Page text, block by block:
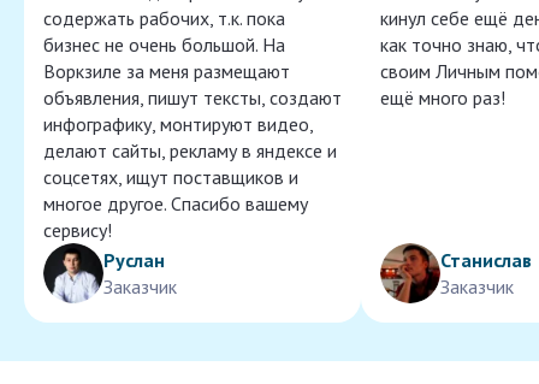
содержать рабочих, т.к. пока
бизнес не очень большой. На
Воркзиле за меня размещают
объявления, пишут тексты, создают
инфографику, монтируют видео,
делают сайты, рекламу в яндексе и
соцсетях, ищут поставщиков и
многое другое. Спасибо вашему
сервису!
Руслан
Заказчик
кинул себе ещё
как точно знаю,
своим Личным
ещё много раз!
Станислав
Заказчик